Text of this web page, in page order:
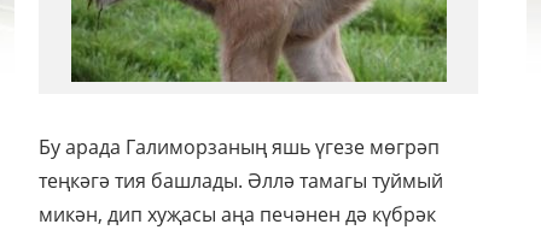
Бу арада Галиморзаның яшь үгезе мөгрәп
теңкәгә тия башлады. Әллә тамагы туймый
микән, дип хуҗасы аңа печәнен дә күбрәк